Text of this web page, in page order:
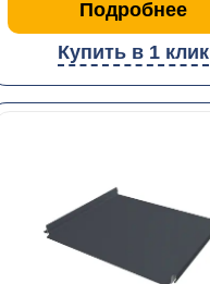
Подробнее
Купить в 1 клик